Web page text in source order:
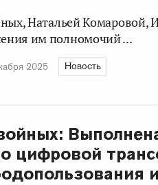
Натальей Комаровой,
им полномочий ...
2025 Новость
цифровой